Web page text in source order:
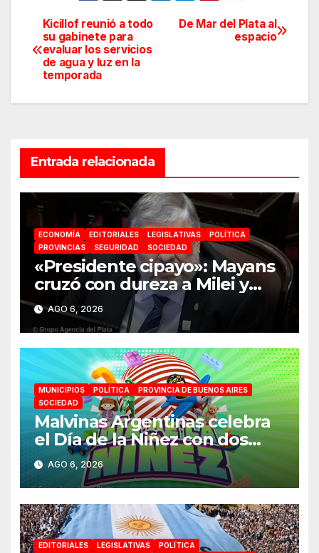
Navegación
de
entradas
De Mar del Plata al
espacio
Kicillof reunió a todo
su gabinete para
evaluar los servicios
de agua y luz en la
temporada
Entrada relacionada
ECONOMÍA EDITORIALES LEGISLATIVAS
POLÍTICA
PROVINCIAS
SEGURIDAD SOCIEDAD
«Presidente cipayo»: Mayans
cruzó con dureza a Milei y
advirtió sobre un juicio
político por traición a la Patria
AGO 6, 2026
MUNICIPIOS POLÍTICA
PROVINCIA DE BUENOS AIRES
SOCIEDAD
Malvinas Argentinas celebra
el Día de la Niñez con dos
jornadas de juegos,
espectáculos y actividades
para toda la familia
AGO 6, 2026
EDITORIALES LEGISLATIVAS
POLÍTICA